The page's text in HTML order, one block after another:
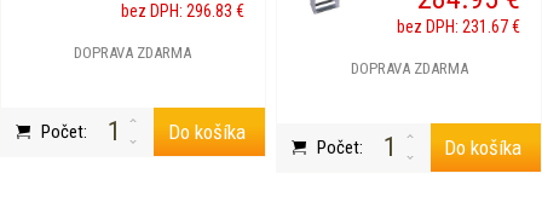
DOPRAVA ZDARMA
bez DPH: 296.83 €
Počet: Do košíka
DOPRAVA ZDARMA
bez DPH: 231.67 €
Počet: Do košíka